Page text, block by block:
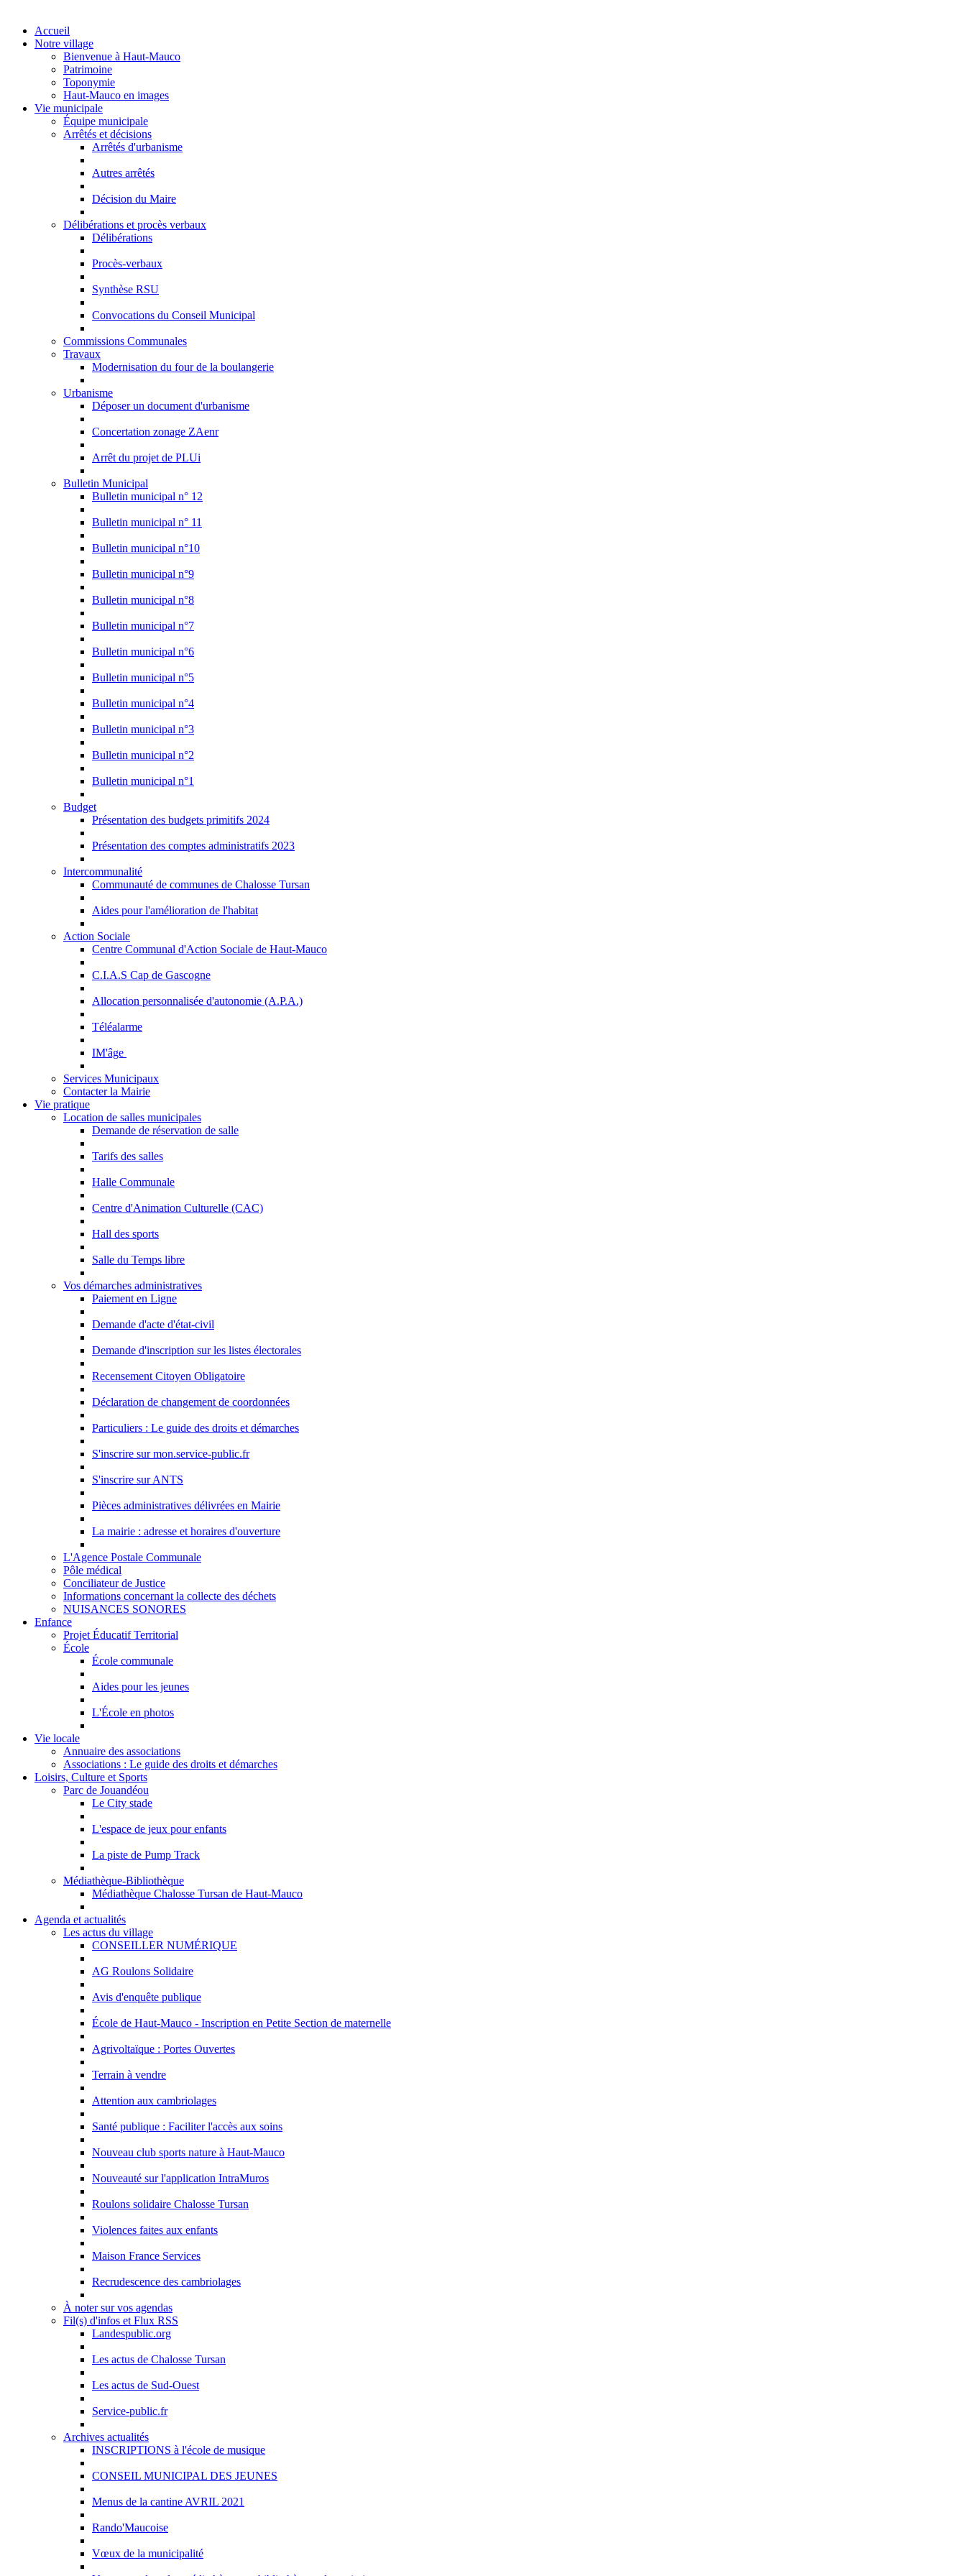
Accueil
Notre village
Bienvenue à Haut-Mauco
Patrimoine
Toponymie
Haut-Mauco en images
Vie municipale
Équipe municipale
Arrêtés et décisions
Arrêtés d'urbanisme
Autres arrêtés
Décision du Maire
Délibérations et procès verbaux
Délibérations
Procès-verbaux
Synthèse RSU
Convocations du Conseil Municipal
Commissions Communales
Travaux
Modernisation du four de la boulangerie
Urbanisme
Déposer un document d'urbanisme
Concertation zonage ZAenr
Arrêt du projet de PLUi
Bulletin Municipal
Bulletin municipal n° 12
Bulletin municipal n° 11
Bulletin municipal n°10
Bulletin municipal n°9
Bulletin municipal n°8
Bulletin municipal n°7
Bulletin municipal n°6
Bulletin municipal n°5
Bulletin municipal n°4
Bulletin municipal n°3
Bulletin municipal n°2
Bulletin municipal n°1
Budget
Présentation des budgets primitifs 2024
Présentation des comptes administratifs 2023
Intercommunalité
Communauté de communes de Chalosse Tursan
Aides pour l'amélioration de l'habitat
Action Sociale
Centre Communal d'Action Sociale de Haut-Mauco
C.I.A.S Cap de Gascogne
Allocation personnalisée d'autonomie (A.P.A.)
Téléalarme
IM'âge
Services Municipaux
Contacter la Mairie
Vie pratique
Location de salles municipales
Demande de réservation de salle
Tarifs des salles
Halle Communale
Centre d'Animation Culturelle (CAC)
Hall des sports
Salle du Temps libre
Vos démarches administratives
Paiement en Ligne
Demande d'acte d'état-civil
Demande d'inscription sur les listes électorales
Recensement Citoyen Obligatoire
Déclaration de changement de coordonnées
Particuliers : Le guide des droits et démarches
S'inscrire sur mon.service-public.fr
S'inscrire sur ANTS
Pièces administratives délivrées en Mairie
La mairie : adresse et horaires d'ouverture
L'Agence Postale Communale
Pôle médical
Conciliateur de Justice
Informations concernant la collecte des déchets
NUISANCES SONORES
Enfance
Projet Éducatif Territorial
École
École communale
Aides pour les jeunes
L'École en photos
Vie locale
Annuaire des associations
Associations : Le guide des droits et démarches
Loisirs, Culture et Sports
Parc de Jouandéou
Le City stade
L'espace de jeux pour enfants
La piste de Pump Track
Médiathèque-Bibliothèque
Médiathèque Chalosse Tursan de Haut-Mauco
Agenda et actualités
Les actus du village
CONSEILLER NUMÉRIQUE
AG Roulons Solidaire
Avis d'enquête publique
École de Haut-Mauco - Inscription en Petite Section de maternelle
Agrivoltaïque : Portes Ouvertes
Terrain à vendre
Attention aux cambriolages
Santé publique : Faciliter l'accès aux soins
Nouveau club sports nature à Haut-Mauco
Nouveauté sur l'application IntraMuros
Roulons solidaire Chalosse Tursan
Violences faites aux enfants
Maison France Services
Recrudescence des cambriolages
À noter sur vos agendas
Fil(s) d'infos et Flux RSS
Landespublic.org
Les actus de Chalosse Tursan
Les actus de Sud-Ouest
Service-public.fr
Archives actualités
INSCRIPTIONS à l'école de musique
CONSEIL MUNICIPAL DES JEUNES
Menus de la cantine AVRIL 2021
Rando'Maucoise
Vœux de la municipalité